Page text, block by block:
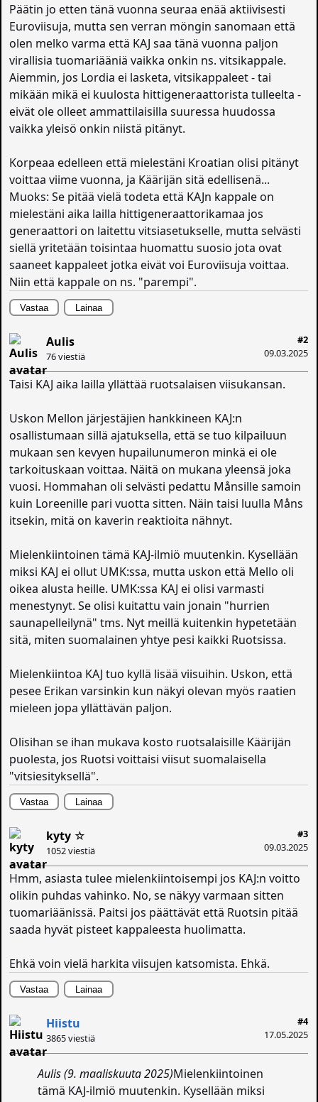
Päätin jo etten tänä vuonna seuraa enää aktiivisesti
Euroviisuja, mutta sen verran möngin sanomaan että
olen melko varma että KAJ saa tänä vuonna paljon
virallisia tuomariääniä vaikka onkin ns. vitsikappale.
Aiemmin, jos Lordia ei lasketa, vitsikappaleet - tai
mikään mikä ei kuulosta hittigeneraattorista tulleelta -
eivät ole olleet ammattilaisilla suuressa huudossa
vaikka yleisö onkin niistä pitänyt.
Korpeaa edelleen että mielestäni Kroatian olisi pitänyt
voittaa viime vuonna, ja Käärijän sitä edellisenä...
Muoks: Se pitää vielä todeta että KAJn kappale on
mielestäni aika lailla hittigeneraattorikamaa jos
generaattori on laitettu vitsiasetukselle, mutta selvästi
siellä yritetään toisintaa huomattu suosio jota ovat
saaneet kappaleet jotka eivät voi Euroviisuja voittaa.
Niin että kappale on ns. "parempi".
Vastaa Lainaa
#2
09.03.2025
Aulis
76 viestiä
Taisi KAJ aika lailla yllättää ruotsalaisen viisukansan.
Uskon Mellon järjestäjien hankkineen KAJ:n
osallistumaan sillä ajatuksella, että se tuo kilpailuun
mukaan sen kevyen hupailunumeron minkä ei ole
tarkoituskaan voittaa. Näitä on mukana yleensä joka
vuosi. Hommahan oli selvästi pedattu Månsille samoin
kuin Loreenille pari vuotta sitten. Näin taisi luulla Måns
itsekin, mitä on kaverin reaktioita nähnyt.
Mielenkiintoinen tämä KAJ-ilmiö muutenkin. Kysellään
miksi KAJ ei ollut UMK:ssa, mutta uskon että Mello oli
oikea alusta heille. UMK:ssa KAJ ei olisi varmasti
menestynyt. Se olisi kuitattu vain jonain "hurrien
saunapelleilynä" tms. Nyt meillä kuitenkin hypetetään
sitä, miten suomalainen yhtye pesi kaikki Ruotsissa.
Mielenkiintoa KAJ tuo kyllä lisää viisuihin. Uskon, että
pesee Erikan varsinkin kun näkyi olevan myös raatien
mieleen jopa yllättävän paljon.
Olisihan se ihan mukava kosto ruotsalaisille Käärijän
puolesta, jos Ruotsi voittaisi viisut suomalaisella
"vitsiesityksellä".
Vastaa Lainaa
#3
09.03.2025
kyty ☆
1052 viestiä
Hmm, asiasta tulee mielenkiintoisempi jos KAJ:n voitto
olikin puhdas vahinko. No, se näkyy varmaan sitten
tuomariäänissä. Paitsi jos päättävät että Ruotsin pitää
saada hyvät pisteet kappaleesta huolimatta.
Ehkä voin vielä harkita viisujen katsomista. Ehkä.
Vastaa Lainaa
#4
17.05.2025
Hiistu
3865 viestiä
Aulis (9. maaliskuuta 2025)Mielenkiintoinen
tämä KAJ-ilmiö muutenkin. Kysellään miksi